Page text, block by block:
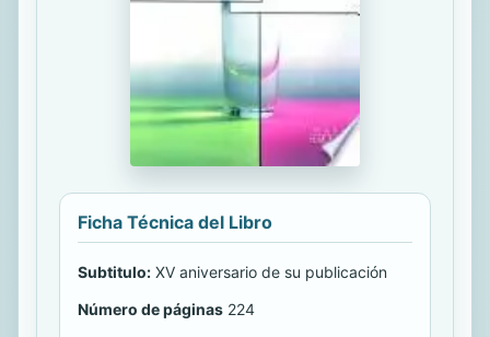
Ficha Técnica del Libro
Subtitulo: XV aniversario de su publicación
Número de páginas 224